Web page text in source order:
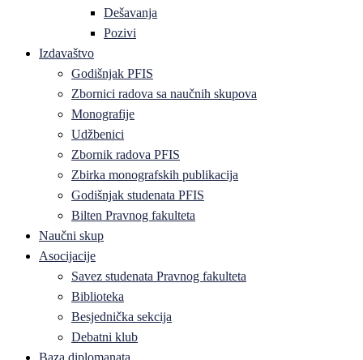
Dešavanja
Pozivi
Izdavaštvo
Godišnjak PFIS
Zbornici radova sa naučnih skupova
Monografije
Udžbenici
Zbornik radova PFIS
Zbirka monografskih publikacija
Godišnjak studenata PFIS
Bilten Pravnog fakulteta
Naučni skup
Asocijacije
Savez studenata Pravnog fakulteta
Biblioteka
Besjednička sekcija
Debatni klub
Baza diplomanata